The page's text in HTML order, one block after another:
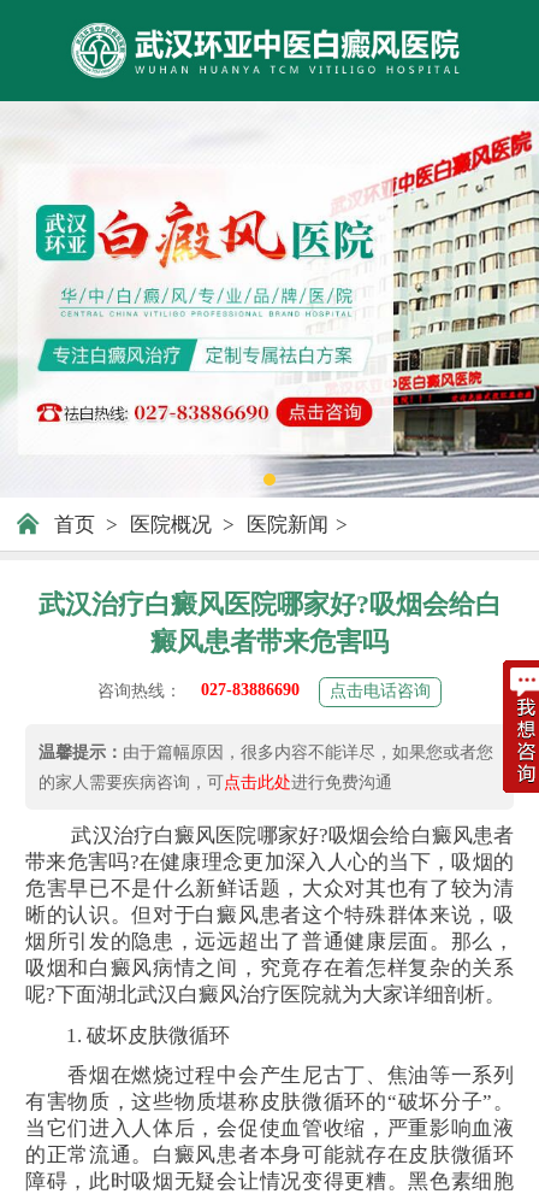
首页 > 医院概况 > 医院新闻 >
武汉治疗白癜风医院哪家好?吸烟会给白
癜风患者带来危害吗
咨询热线： 027-83886690 点击电话咨询
温馨提示： 由于篇幅原因，很多内容不能详尽，如果您或者您
的家人需要疾病咨询，可点击此处进行免费沟通
武汉治疗白癜风医院哪家好?吸烟会给白癜风患者
带来危害吗?在健康理念更加深入人心的当下，吸烟的
危害早已不是什么新鲜话题，大众对其也有了较为清
晰的认识。但对于白癜风患者这个特殊群体来说，吸
烟所引发的隐患，远远超出了普通健康层面。那么，
吸烟和白癜风病情之间，究竟存在着怎样复杂的关系
呢?下面湖北武汉白癜风治疗医院就为大家详细剖析。
1. 破坏皮肤微循环
香烟在燃烧过程中会产生尼古丁、焦油等一系列
有害物质，这些物质堪称皮肤微循环的“破坏分子”。
当它们进入人体后，会促使血管收缩，严重影响血液
的正常流通。白癜风患者本身可能就存在皮肤微循环
障碍，此时吸烟无疑会让情况变得更糟。黑色素细胞